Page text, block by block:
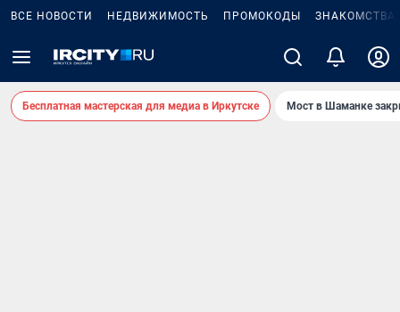
ВСЕ НОВОСТИ НЕДВИЖИМОСТЬ ПРОМОКОДЫ ЗНАКОМСТВА
Бесплатная мастерская для медиа в Иркутске Мост в Шаманке